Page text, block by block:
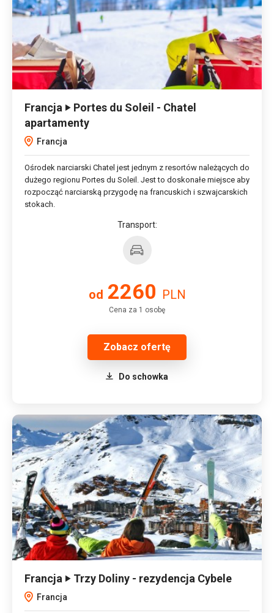
Francja ‣ Portes du Soleil - Chatel
apartamenty
Francja
Ośrodek narciarski Chatel jest jednym z resortów należących do
dużego regionu Portes du Soleil. Jest to doskonałe miejsce aby
rozpocząć narciarską przygodę na francuskich i szwajcarskich
stokach.
od 2260 PLN
Cena za 1 osobę
Transport:
Zobacz ofertę
Do schowka
Francja ‣ Trzy Doliny - rezydencja Cybele
Francja